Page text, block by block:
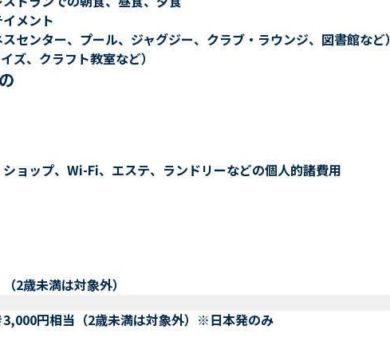
メント
センター、プール、ジャグジー、クラブ・ラウンジ、図書館など）
ズ、クラフト教室など）
ョップ、Wi-Fi、エステ、ランドリーなどの個人的諸費用
2歳未満は対象外）
円相当（2歳未満は対象外）※日本発のみ